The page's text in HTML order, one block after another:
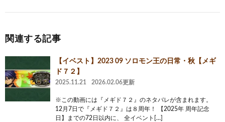
関連する記事
【イベスト】2023 09 ソロモン王の日常・秋【メギ
ド７２】
2025.11.21 2026.02.06更新
※この動画には『メギド７２』のネタバレが含まれます。
12月7日で『メギド７２』は８周年！ 【2025年 周年記念
日】までの72日以内に、 全イベント[…]